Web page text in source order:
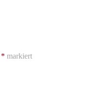
* markiert